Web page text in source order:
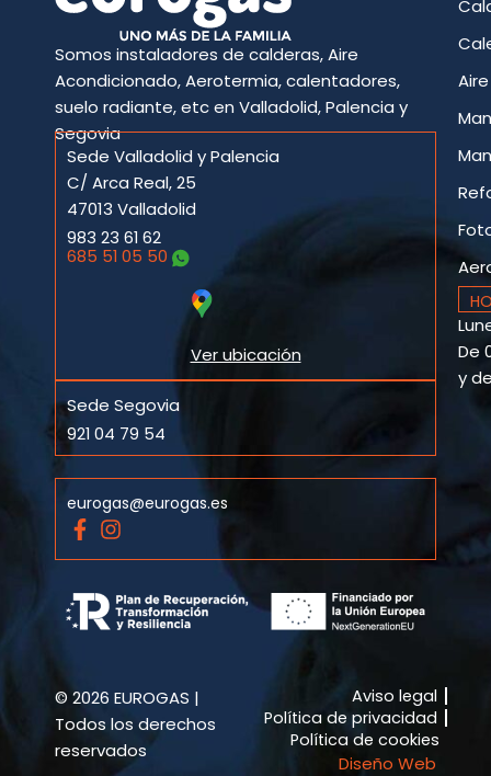
Somos instaladores de calderas, Aire
Acondicionado, Aerotermia, calentadores,
suelo radiante, etc en Valladolid, Palencia y
Segovia
Sede Valladolid y Palencia
C/ Arca Real, 25
47013 Valladolid
983 23 61 62
685 51 05 50
Ver ubicación
Sede Segovia
921 04 79 54
eurogas@eurogas.es
F
a
c
e
b
o
-
f
I
n
s
t
a
g
m
De
y
© 2026 EUROGAS |
Todos los derechos
reservados
Aviso legal
Política de privacidad
Política de cookies
Diseño Web